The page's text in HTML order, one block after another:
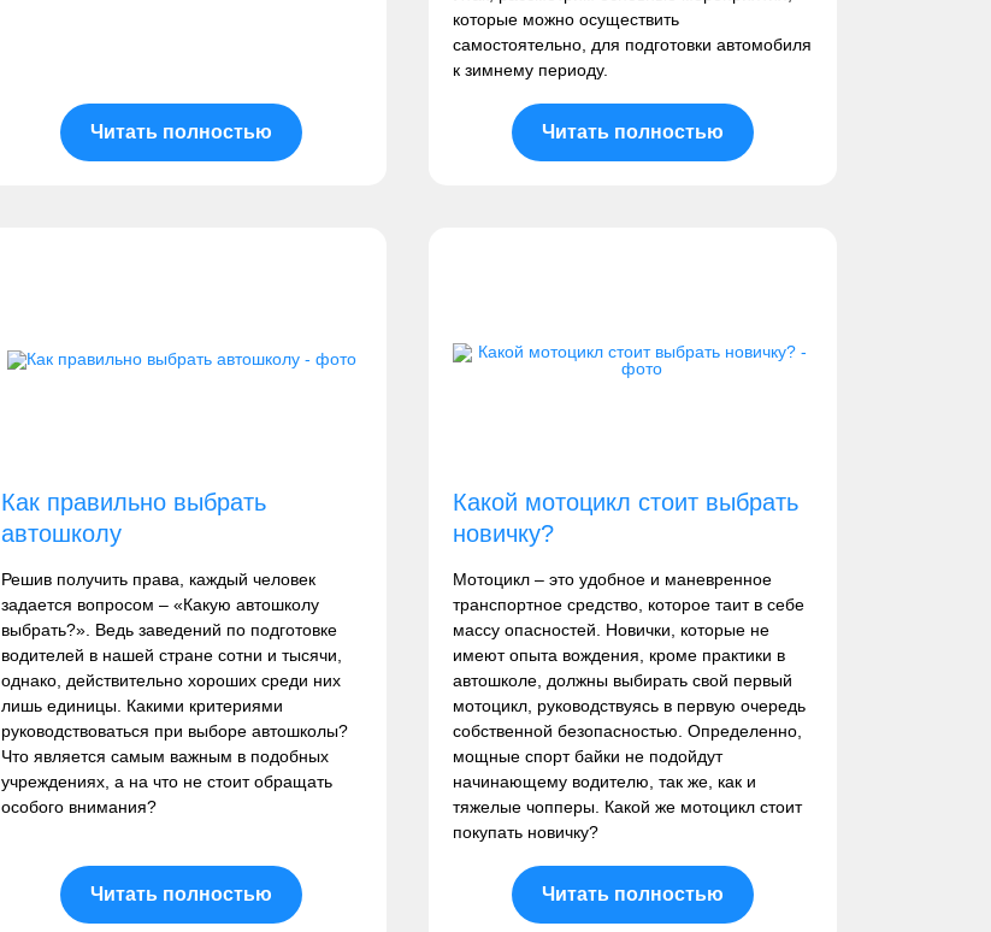
Читать полностью
которые можно осуществить
самостоятельно, для подготовки автомобиля
к зимнему периоду.
Читать полностью
Как правильно выбрать
автошколу
Решив получить права, каждый человек
задается вопросом – «Какую автошколу
выбрать?». Ведь заведений по подготовке
водителей в нашей стране сотни и тысячи,
однако, действительно хороших среди них
лишь единицы. Какими критериями
руководствоваться при выборе автошколы?
Что является самым важным в подобных
учреждениях, а на что не стоит обращать
особого внимания?
Читать полностью
Какой мотоцикл стоит выбрать
новичку?
Мотоцикл – это удобное и маневренное
транспортное средство, которое таит в себе
массу опасностей. Новички, которые не
имеют опыта вождения, кроме практики в
автошколе, должны выбирать свой первый
мотоцикл, руководствуясь в первую очередь
собственной безопасностью. Определенно,
мощные спорт байки не подойдут
начинающему водителю, так же, как и
тяжелые чопперы. Какой же мотоцикл стоит
покупать новичку?
Читать полностью